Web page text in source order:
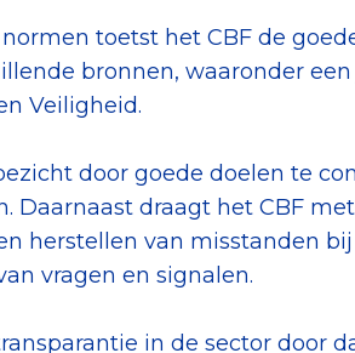
toetst het CBF de
bronnen, waaronder
Veiligheid.
door goede doelen te
Daarnaast draagt het CBF
herstellen van misstanden
vragen en signalen.
in de sector door